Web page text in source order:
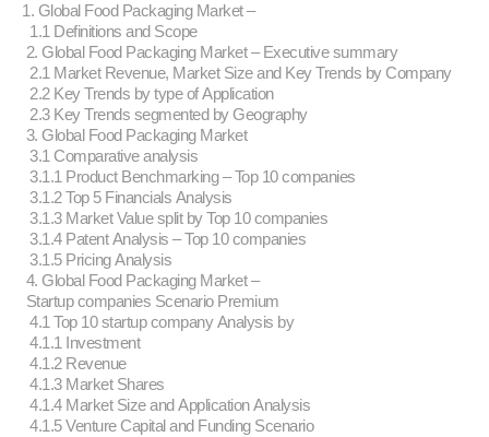
1. Global Food Packaging Market –
1.1 Definitions and Scope
2. Global Food Packaging Market – Executive summary
2.1 Market Revenue, Market Size and Key Trends by Company
2.2 Key Trends by type of Application
2.3 Key Trends segmented by Geography
3. Global Food Packaging Market
3.1 Comparative analysis
3.1.1 Product Benchmarking – Top 10 companies
3.1.2 Top 5 Financials Analysis
3.1.3 Market Value split by Top 10 companies
3.1.4 Patent Analysis – Top 10 companies
3.1.5 Pricing Analysis
4. Global Food Packaging Market –
Startup companies Scenario Premium
4.1 Top 10 startup company Analysis by
4.1.1 Investment
4.1.2 Revenue
4.1.3 Market Shares
4.1.4 Market Size and Application Analysis
4.1.5 Venture Capital and Funding Scenario